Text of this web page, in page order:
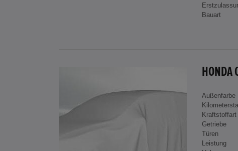
Bauart
Außenfarbe
Kraftstoffart
Getriebe
Türen
Leistung